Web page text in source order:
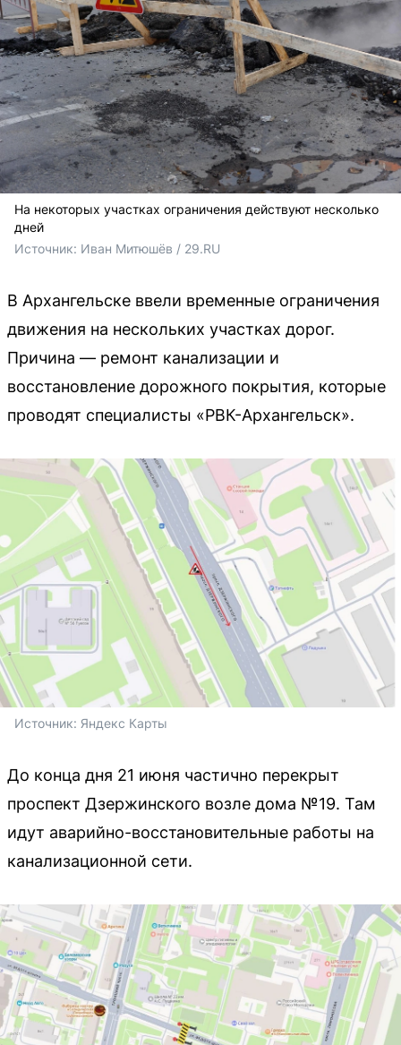
На некоторых участках ограничения действуют несколько
дней
Источник: Иван Митюшёв / 29.RU
В Архангельске ввели временные ограничения
движения на нескольких участках дорог.
Причина — ремонт канализации и
восстановление дорожного покрытия, которые
проводят специалисты «РВК-Архангельск».
Источник: Яндекс Карты
До конца дня 21 июня частично перекрыт
проспект Дзержинского возле дома №19. Там
идут аварийно-восстановительные работы на
канализационной сети.